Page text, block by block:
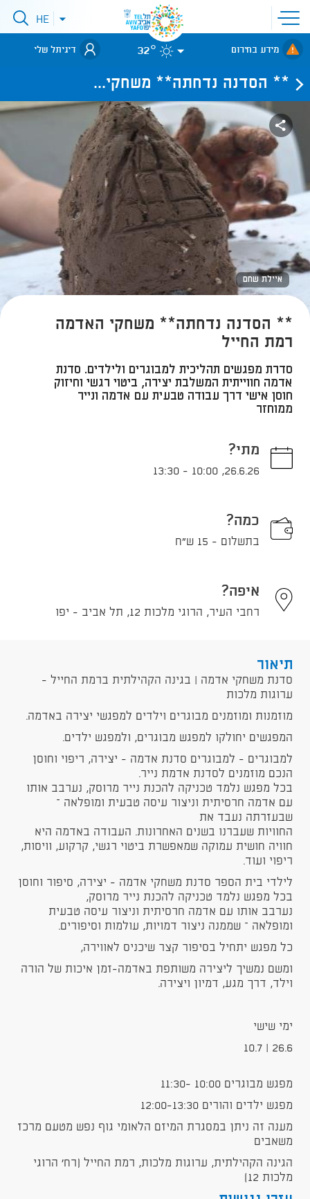
פתיחת
תפריט
אתר
לאתר עיריית
תל-אביב
פתיחתHE
מידע בחירום 32° דיגיתל שלי
** הסדנה נדחתה** משחקי...
איילת שחם
** הסדנה נדחתה** משחקי האדמה
רמת החייל
סדרת מפגשים תהליכית למבוגרים ולילדים. סדנת
אדמה חווייתית המשלבת יצירה, ביטוי רגשי וחיזוק
חוסן אישי דרך עבודה טבעית עם אדמה ונייר
ממוחזר
מתי?
26.6.26
,
10:00
-
13:30
כמה?
בתשלום - 15 ש"ח
איפה?
רחבי העיר, הרוגי מלכות 12, תל אביב - יפו
תיאור
סדנת משחקי אדמה | בגינה הקהילתית ברמת החייל -
ערוגות מלכות
מוזמנות ומוזמנים מבוגרים וילדים למפגשי יצירה באדמה.
המפגשים יחולקו למפגש מבוגרים, ולמפגש ילדים.
למבוגרים - למבוגרים סדנת אדמה - יצירה, ריפוי וחוסן
הנכם מוזמנים לסדנת אדמת נייר.
בכל מפגש נלמד טכניקה להכנת נייר מרוסק, נערבב אותו
עם אדמה חרסיתית וניצור עיסה טבעית ומופלאה –
שבעזרתה נעבד את
החוויות שעברנו בשנים האחרונות. העבודה באדמה היא
חוויה חושית עמוקה שמאפשרת ביטוי רגשי, קרקוע, וויסות,
ריפוי ועוד.
לילדי בית הספר סדנת משחקי אדמה - יצירה, סיפור וחוסן
בכל מפגש נלמד טכניקה להכנת נייר מרוסק,
נערבב אותו עם אדמה חרסיתית וניצור עיסה טבעית
ומופלאה – שממנה ניצור דמויות, עולמות וסיפורים.
כל מפגש יתחיל בסיפור קצר שיכניס לאווירה,
ומשם נמשיך ליצירה משותפת באדמה-זמן איכות של הורה
וילד, דרך מגע, דמיון ויצירה.
ימי שישי
26.6 | 10.7
מפגש מבוגרים 10:00 -11:30
מפגש ילדים והורים 12:00-13:30
מענה זה ניתן במסגרת המיזם הלאומי גוף נפש מטעם מרכז
משאבים
הגינה הקהילתית, ערוגות מלכות, רמת החייל (רח׳ הרוגי
מלכות 12)